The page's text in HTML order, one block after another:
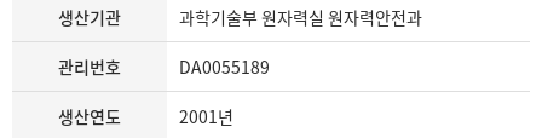
생산기관 과학기술부 원자력실 원자력안전과
관리번호 DA0055189
생산연도 2001년